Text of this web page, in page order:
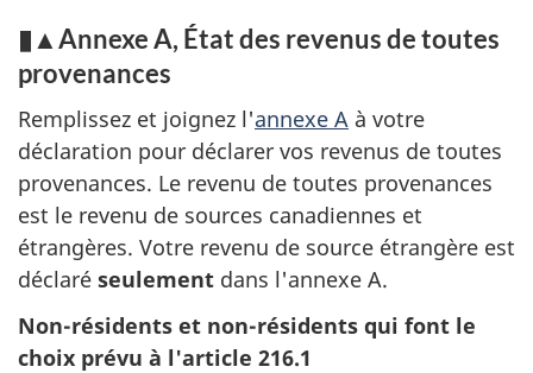
▮▲Annexe A, État des revenus de toutes
provenances
Remplissez et joignez l'annexe A à votre
déclaration pour déclarer vos revenus de toutes
provenances. Le revenu de toutes provenances
est le revenu de sources canadiennes et
étrangères. Votre revenu de source étrangère est
déclaré seulement dans l'annexe A.
Non-résidents et non-résidents qui font le
choix prévu à l'article 216.1